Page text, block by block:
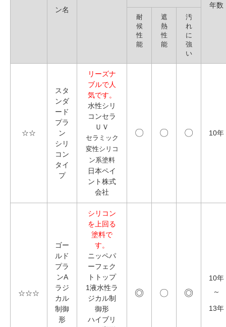
ン名
年数
耐
候
性
能
遮
熱
性
能
汚
れ
に
強
い
☆☆
スタ
ンダ
ード
プラ
ン
シリ
コン
タイ
プ
リーズナ
ブルで人
気です。
水性シリ
コンセラ
ＵＶ
セラミック
変性シリコ
ン系塗料
日本ペイ
ント株式
会社
〇 〇 〇 10年
☆☆☆
ゴー
ルド
プラ
ンA
ラジ
カル
制御
形
シリコン
を上回る
塗料で
す。
ニッペパ
ーフェク
トトップ
1液水性ラ
ジカル制
御形
ハイブリ
◎ 〇 ◎
10年
～
13年